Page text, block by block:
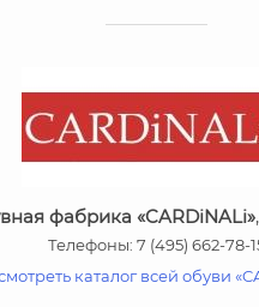
фабрика «CARDiNALi»
Телефоны: 7 (495) 662-78-
каталог всей обуви